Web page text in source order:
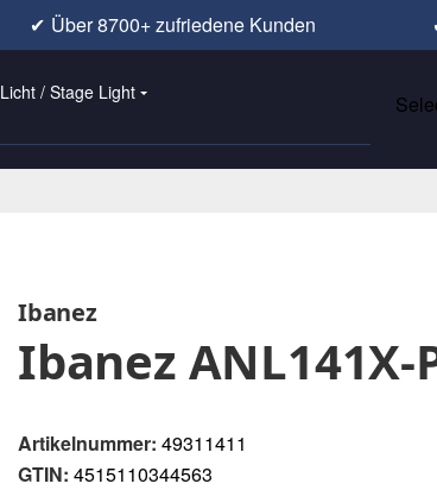
✔ Über 8700+ zufriedene Kunden
Licht / Stage Light
Ibanez
Ibanez
Artikelnummer: 49311411
GTIN: 4515110344563